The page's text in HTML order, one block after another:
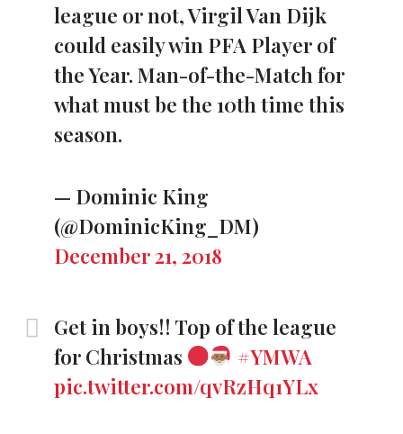
league or not, Virgil Van Dijk
could easily win PFA Player of
the Year. Man-of-the-Match for
what must be the 10th time this
season.
— Dominic King
(@DominicKing_DM)
December 21, 2018
Get in boys!! Top of the league
for Christmas
#YMWA
pic.twitter.com/qvRzHq1YLx